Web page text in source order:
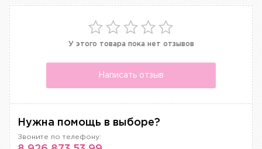
У этого товара пока нет отзывов
Написать отзыв
Нужна помощь в выборе?
Звоните по телефону: